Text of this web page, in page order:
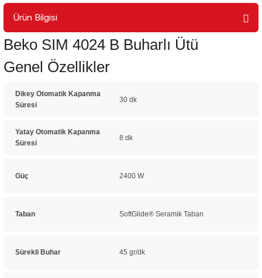
Ürün Bilgisi
Beko SIM 4024 B Buharlı Ütü
Genel Özellikler
Dikey Otomatik Kapanma
Süresi
30 dk
Yatay Otomatik Kapanma
Süresi
8 dk
Güç 2400 W
Taban SoftGlide® Seramik Taban
Sürekli Buhar 45 gr/dk